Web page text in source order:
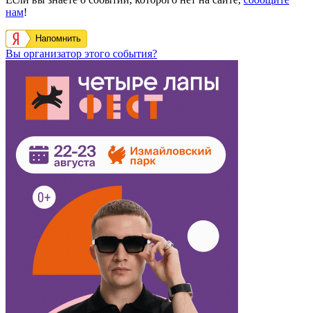
нам!
Напомнить
Вы организатор этого события?